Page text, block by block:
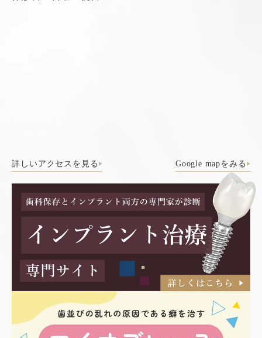
詳しいアクセスを見る Google mapをみる